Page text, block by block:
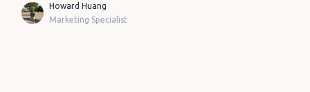
Howard Huang
Marketing Specialist